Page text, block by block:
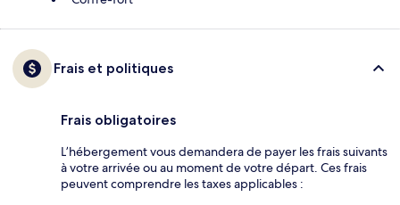
Frais et politiques
Frais obligatoires
L’hébergement vous demandera de payer les frais suivants
à votre arrivée ou au moment de votre départ. Ces frais
peuvent comprendre les taxes applicables :